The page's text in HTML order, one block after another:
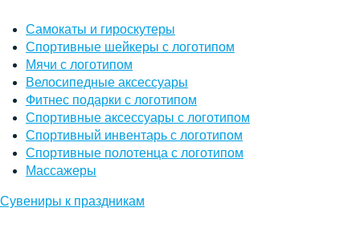
Самокаты и гироскутеры
Спортивные шейкеры с логотипом
Мячи с логотипом
Велосипедные аксессуары
Фитнес подарки с логотипом
Спортивные аксессуары с логотипом
Спортивный инвентарь с логотипом
Спортивные полотенца с логотипом
Массажеры
Сувениры к праздникам